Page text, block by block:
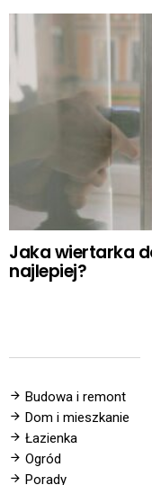
Jaka wiertarka
najlepiej?
Budowa i remont
Dom i mieszkanie
Łazienka
Ogród
Porady